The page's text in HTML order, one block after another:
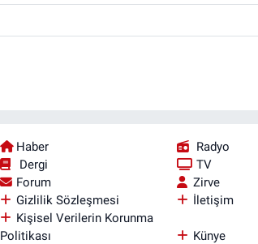
Haber
Radyo
Dergi
TV
Forum
Zirve
Gizlilik Sözleşmesi
İletişim
Kişisel Verilerin Korunma
Politikası
Künye